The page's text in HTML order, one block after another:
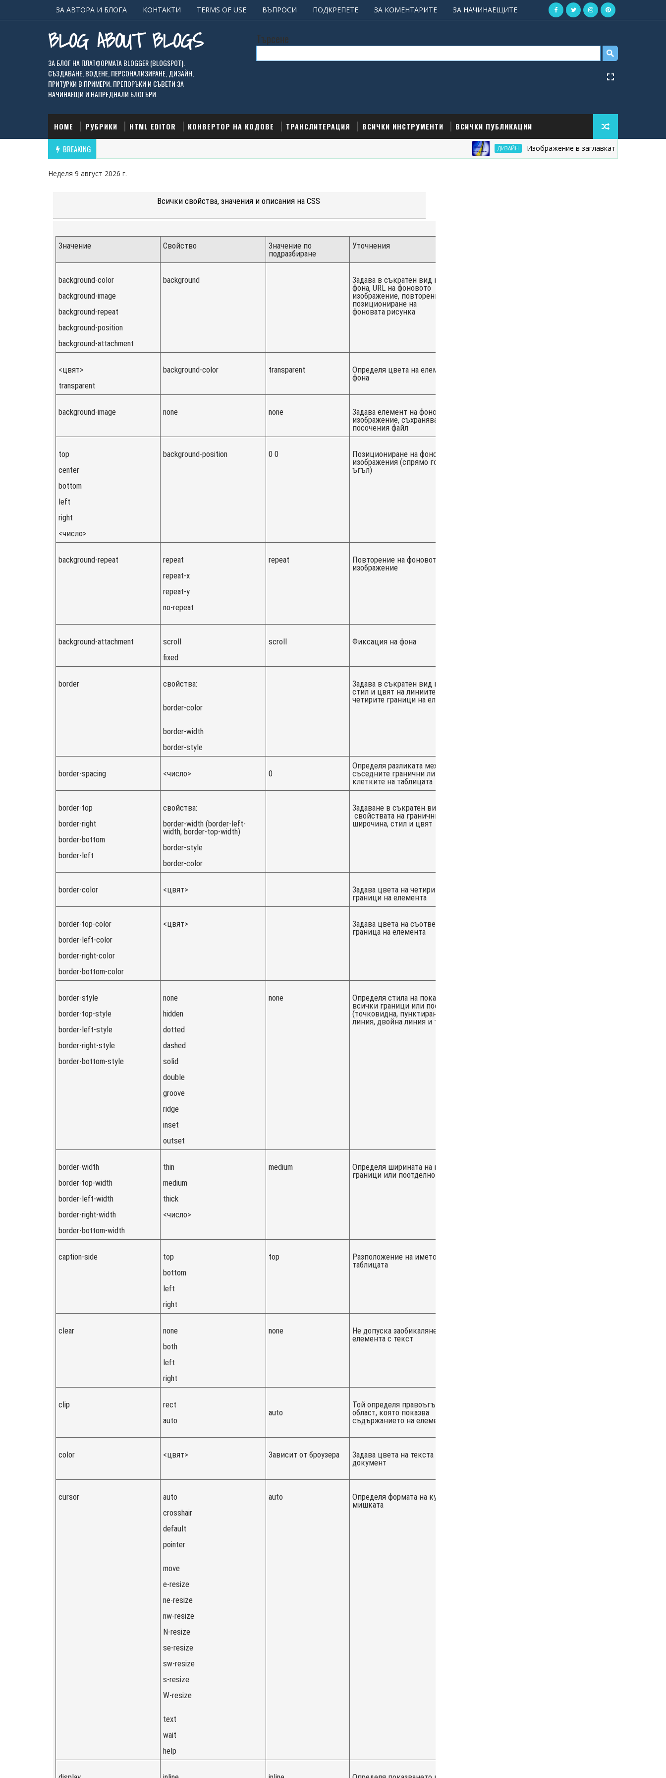
ЗА АВТОРА И БЛОГА КОНТАКТИ TERMS OF USE ВЪПРОСИ ПОДКРЕПЕТЕ ЗА КОМЕНТАРИТЕ ЗА НАЧИНАЕЩИТЕ
BLOG ABOUT BLOGS
ЗА БЛОГ НА ПЛАТФОРМАТА BLOGGER (BLOGSPOT).
СЪЗДАВАНЕ, ВОДЕНЕ, ПЕРСОНАЛИЗИРАНЕ, ДИЗАЙН,
ПРИТУРКИ В ПРИМЕРИ. ПРЕПОРЪКИ И СЪВЕТИ ЗА
НАЧИНАЕЩИ И НАПРЕДНАЛИ БЛОГЪРИ.
Търсене
HOME РУБРИКИ HTML EDITOR КОНВЕРТОР НА КОДОВЕ ТРАНСЛИТЕРАЦИЯ ВСИЧКИ ИНСТРУМЕНТИ ВСИЧКИ ПУБЛИКАЦИИ
BREAKING ДИЗАЙН Изображение в заглавката на блога
Неделя 9 август 2026 г.
Всички свойства, значения и описания на CSS
Значение Свойство
Значение по
подразбиране
Уточнения
background-color
background-image
background-repeat
background-position
background-attachment
background
Задава в съкратен вид цвета на
фона, URL на фоновото
изображение, повторение и
позициониране на
фоновата рисунка
<цвят>
transparent
background-color transparent
Определя цвета на елементите на
фона
background-image none none
Задава елемент на фоново
изображение, съхраняващ се в
посочения файл
top
center
bottom
left
right
<число>
background-position 0 0
Позициониране на фоновото
изображения (спрямо горния ляв
ъгъл)
background-repeat
repeat
repeat-x
repeat-y
no-repeat
repeat
Повторение на фоновото
изображение
background-attachment
scroll
fixed
scroll Фиксация на фона
border свойства:
border-color
border-width
border-style
Задава в съкратен вид ширина,
стил и цвят на линиите на
четирите граници на елемента
border-spacing <число> 0
Определя разликата между
съседните гранични линии на
клетките на таблицата
border-top
border-right
border-bottom
border-left
свойства:
border-width (border-left-
width, border-top-width)
border-style
border-color
Задаване в съкратен вид
свойствата на граничните
широчина, стил и цвят
border-color <цвят>
Задава цвета на четирите
граници на елемента
border-top-color
border-left-color
border-right-color
border-bottom-color
<цвят>
Задава цвета на съответстващата
граница на елемента
border-style
border-top-style
border-left-style
border-right-style
border-bottom-style
none
hidden
dotted
dashed
solid
double
groove
ridge
inset
outset
none
Определя стила на показване на
всички граници или поотделно
(точковидна, пунктирана, плътна
линия, двойна линия и т.н.)
border-width
border-top-width
border-left-width
border-right-width
border-bottom-width
thin
medium
thick
<число>
medium
Определя ширината на всички
граници или поотделно
caption-side
top
bottom
left
right
top
Разположение на името на
таблицата
clear
none
both
left
right
none
Не допуска заобикалянето на
елемента с текст
clip
rect
auto
auto
Той определя правоъгълна
област, която показва
съдържанието на елемента
color <цвят> Зависит от броузера
Задава цвета на текста на целия
документ
cursor
auto
crosshair
default
pointer
move
e-resize
ne-resize
nw-resize
N-resize
se-resize
sw-resize
s-resize
W-resize
text
wait
help
auto
Определя формата на курсора на
мишката